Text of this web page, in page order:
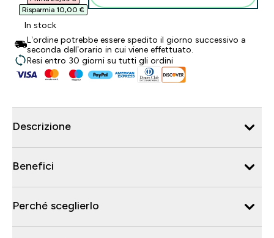
Risparmia 10,00 €‎
In stock
L’ordine potrebbe essere spedito il giorno successivo a
seconda dell’orario in cui viene effettuato.
Resi entro 30 giorni su tutti gli ordini
Descrizione
Benefici
Perché sceglierlo